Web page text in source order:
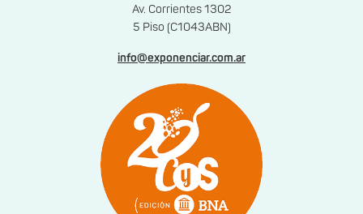
Av. Corrientes 1302
5 Piso (C1043ABN)
info@exponenciar.com.ar